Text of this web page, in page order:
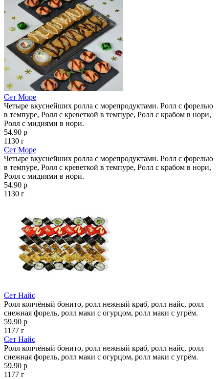
Сет Море
Четыре вкуснейших ролла с морепродуктами. Ролл с форелью
в темпуре, Ролл с креветкой в темпуре, Ролл с крабом в нори,
Ролл с мидиями в нори.
54.90 р
1130 г
Сет Море
Четыре вкуснейших ролла с морепродуктами. Ролл с форелью
в темпуре, Ролл с креветкой в темпуре, Ролл с крабом в нори,
Ролл с мидиями в нори.
54.90 р
1130 г
Сет Найс
Ролл копчёный бонито, ролл нежный краб, ролл найс, ролл
снежная форель, ролл маки с огурцом, ролл маки с угрём.
59.90 р
1177 г
Сет Найс
Ролл копчёный бонито, ролл нежный краб, ролл найс, ролл
снежная форель, ролл маки с огурцом, ролл маки с угрём.
59.90 р
1177 г